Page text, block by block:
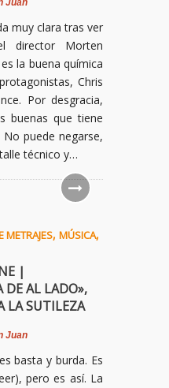
Juan
muy clara tras ver
director Morten
la buena química
Chris
Por desgracia,
buenas que tiene
puede negarse,
técnico y…
METRAJES, MÚSICA,
|
DE AL LADO»,
LA SUTILEZA
Juan
basta y burda. Es
pero es así. La